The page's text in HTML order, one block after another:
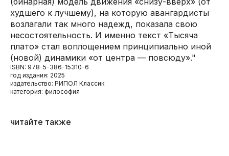
худшего к лучшему), на которую авангардисты
возлагали так много надежд, показала свою
несостоятельность. И именно текст «Тысяча
плато» стал воплощением принципиально иной
(новой) динамики «от центра — повсюду»."
ISBN: 978-5-386-15310-6
год издания: 2025
издательство: РИПОЛ Классик
категория: философия
читайте также